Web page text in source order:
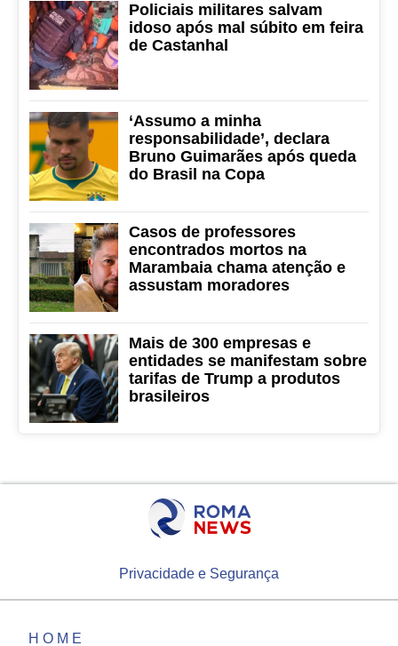
Policiais militares salvam
idoso após mal súbito em feira
de Castanhal
‘Assumo a minha
responsabilidade’, declara
Bruno Guimarães após queda
do Brasil na Copa
Casos de professores
encontrados mortos na
Marambaia chama atenção e
assustam moradores
Mais de 300 empresas e
entidades se manifestam sobre
tarifas de Trump a produtos
brasileiros
Privacidade e Segurança
HOME